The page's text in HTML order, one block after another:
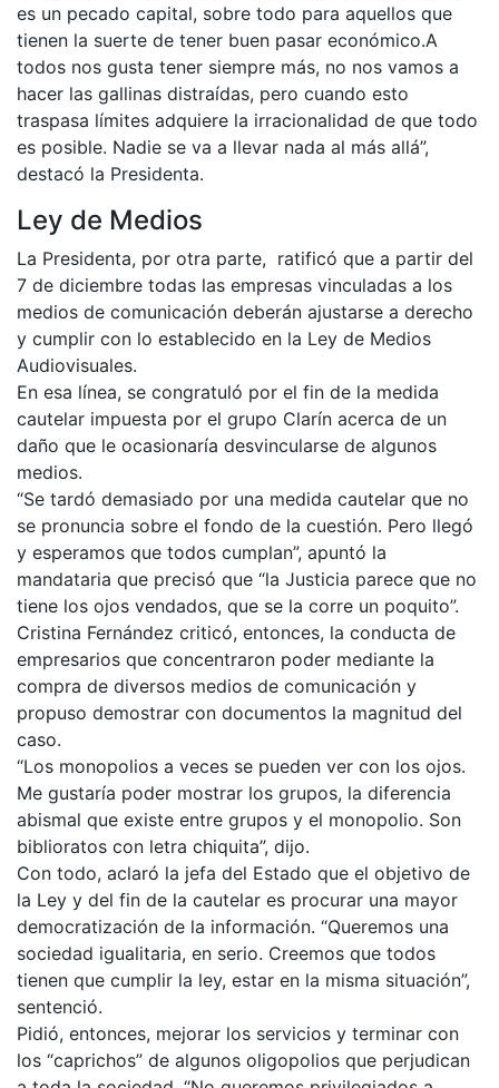
es un pecado capital, sobre todo para aquellos que
tienen la suerte de tener buen pasar económico.A
todos nos gusta tener siempre más, no nos vamos a
hacer las gallinas distraídas, pero cuando esto
traspasa límites adquiere la irracionalidad de que todo
es posible. Nadie se va a llevar nada al más allá”,
destacó la Presidenta.
Ley de Medios
La Presidenta, por otra parte, ratificó que a partir del
7 de diciembre todas las empresas vinculadas a los
medios de comunicación deberán ajustarse a derecho
y cumplir con lo establecido en la Ley de Medios
Audiovisuales.
En esa línea, se congratuló por el fin de la medida
cautelar impuesta por el grupo Clarín acerca de un
daño que le ocasionaría desvincularse de algunos
medios.
“Se tardó demasiado por una medida cautelar que no
se pronuncia sobre el fondo de la cuestión. Pero llegó
y esperamos que todos cumplan”, apuntó la
mandataria que precisó que “la Justicia parece que no
tiene los ojos vendados, que se la corre un poquito”.
Cristina Fernández criticó, entonces, la conducta de
empresarios que concentraron poder mediante la
compra de diversos medios de comunicación y
propuso demostrar con documentos la magnitud del
caso.
“Los monopolios a veces se pueden ver con los ojos.
Me gustaría poder mostrar los grupos, la diferencia
abismal que existe entre grupos y el monopolio. Son
biblioratos con letra chiquita”, dijo.
Con todo, aclaró la jefa del Estado que el objetivo de
la Ley y del fin de la cautelar es procurar una mayor
democratización de la información. “Queremos una
sociedad igualitaria, en serio. Creemos que todos
tienen que cumplir la ley, estar en la misma situación”,
sentenció.
Pidió, entonces, mejorar los servicios y terminar con
los “caprichos” de algunos oligopolios que perjudican